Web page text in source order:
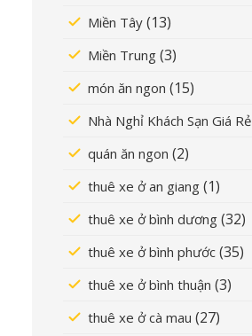
Miền Tây (13)
Miền Trung (3)
món ăn ngon (15)
Nhà Nghỉ Khách Sạn Giá Rẻ
quán ăn ngon (2)
thuê xe ở an giang (1)
thuê xe ở bình dương (32)
thuê xe ở bình phước (35)
thuê xe ở bình thuận (3)
thuê xe ở cà mau (27)